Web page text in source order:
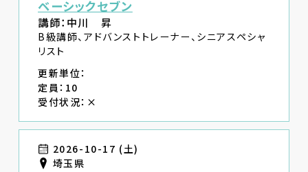
ベーシックセブン
講師：中川 昇
B級講師、アドバンストトレーナー、シニアスペシャ
リスト
更新単位：
定員：10
受付状況：×
2026-10-17 (土)
埼玉県